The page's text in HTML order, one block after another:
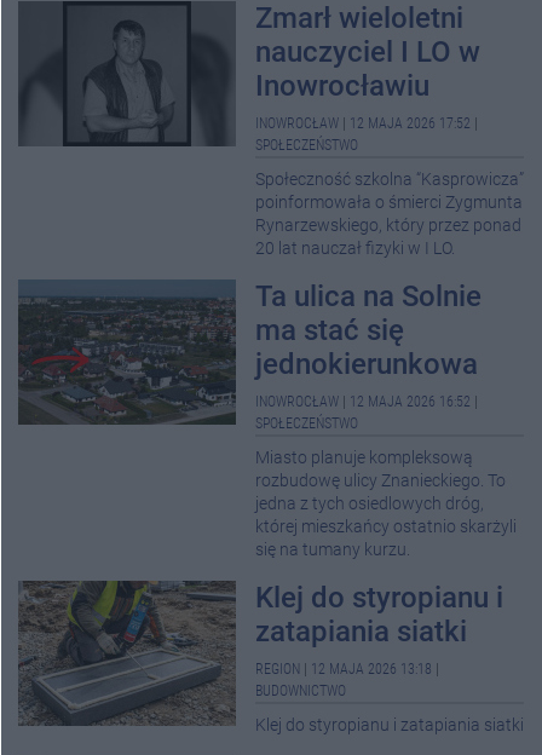
Zmarł wieloletni
nauczyciel I LO w
Inowrocławiu
INOWROCŁAW 12 MAJA 2026 17:52
SPOŁECZEŃSTWO
Społeczność szkolna “Kasprowicza”
poinformowała o śmierci Zygmunta
Rynarzewskiego, który przez ponad
20 lat nauczał fizyki w I LO.
Ta ulica na Solnie
ma stać się
jednokierunkowa
INOWROCŁAW 12 MAJA 2026 16:52
SPOŁECZEŃSTWO
Miasto planuje kompleksową
rozbudowę ulicy Znanieckiego. To
jedna z tych osiedlowych dróg,
której mieszkańcy ostatnio skarżyli
się na tumany kurzu.
Klej do styropianu i
zatapiania siatki
REGION 12 MAJA 2026 13:18
BUDOWNICTWO
Klej do styropianu i zatapiania siatki